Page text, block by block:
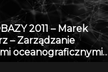
2011 – Marek
– Zarządzanie
oceanograficznymi